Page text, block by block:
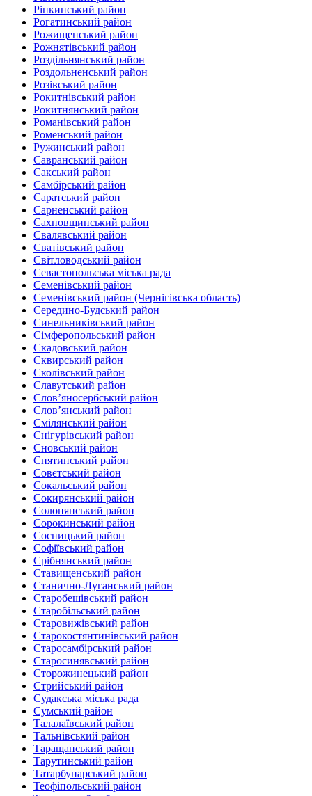
Ріпкинський район
Рогатинський район
Рожищенський район
Рожнятівський район
Роздільнянський район
Роздольненський район
Розівський район‎
Рокитнівський район
Рокитнянський район
Романівський район‎
Роменський район
Ружинський район
Савранський район‎
Сакський район
Самбірський район
Саратський район‎
Сарненський район
Сахновщинський район
Свалявський район
Сватівський район
Світловодський район
Севастопольська міська рада
Семенівський район
Семенівський район (Чернігівська область)
Середино-Будський район
Синельниківський район
Сімферопольський район
Скадовський район
Сквирський район
Сколівський район
Славутський район
Слов’яносербський район
Слов’янський район
Смілянський район
Снігурівський район‎
Сновський район
Снятинський район
Совєтський район
Сокальський район
Сокирянський район
Солонянський район
Сорокинський район
Сосницький район
Софіївський район
Срібнянський район‎
Ставищенський район
Станично-Луганський район‎
Старобешівський район‎
Старобільський район
Старовижівський район
Старокостянтинівський район
Старосамбірський район
Старосинявський район
Сторожинецький район
Стрийський район
Судакська міська рада
Сумський район
Талалаївський район
Тальнівський район
Таращанський район
Тарутинський район
Татарбунарський район
Теофіпольський район‎